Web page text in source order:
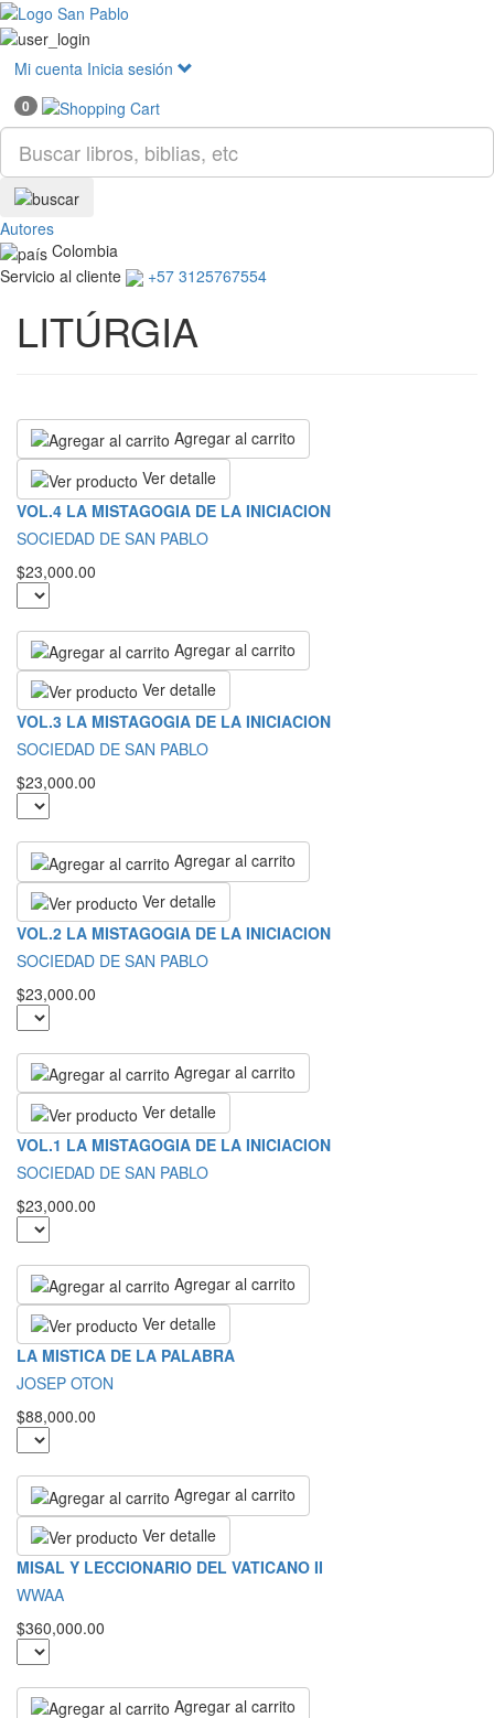
Mi cuenta Inicia sesión
0
Autores
Colombia
Servicio al cliente
+57 3125767554
LITÚRGIA
Agregar al carrito
Ver detalle
VOL.4 LA MISTAGOGIA DE LA INICIACION
SOCIEDAD DE SAN PABLO
$23,000.00
Agregar al carrito
Ver detalle
VOL.3 LA MISTAGOGIA DE LA INICIACION
SOCIEDAD DE SAN PABLO
$23,000.00
Agregar al carrito
Ver detalle
VOL.2 LA MISTAGOGIA DE LA INICIACION
SOCIEDAD DE SAN PABLO
$23,000.00
Agregar al carrito
Ver detalle
VOL.1 LA MISTAGOGIA DE LA INICIACION
SOCIEDAD DE SAN PABLO
$23,000.00
Agregar al carrito
Ver detalle
LA MISTICA DE LA PALABRA
JOSEP OTON
$88,000.00
Agregar al carrito
Ver detalle
MISAL Y LECCIONARIO DEL VATICANO II
WWAA
$360,000.00
Agregar al carrito